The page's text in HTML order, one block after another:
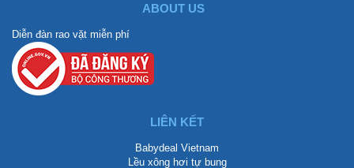
ABOUT US
Diễn đàn rao vặt miễn phí
LIÊN KẾT
Babydeal Vietnam
Lều xông hơi tự bung